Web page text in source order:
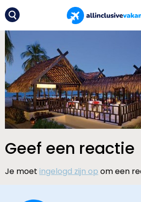
Geef een reactie
Je moet ingelogd zijn op om een